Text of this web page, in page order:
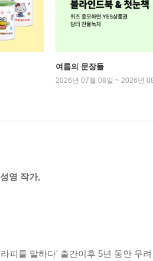
여름의 문장들
2026년 07월 08일 ~ 2026년
영 작가,
피를 말하다' 출간이후 5년 동안 무